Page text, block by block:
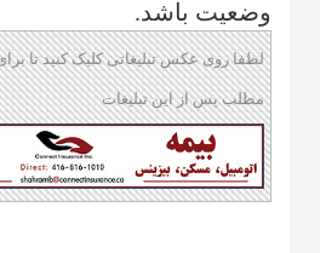
وضعیت باشد.
لطفا روی عکس تبلیغاتی کلیک کنید تا
مطلب پس از این تبلیغات